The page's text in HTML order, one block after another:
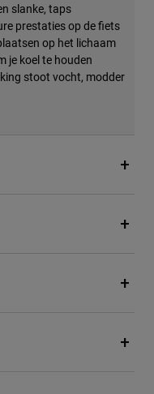
slanke, taps
prestaties op de fiets
op het lichaam
je koel te houden
stoot vocht, modder